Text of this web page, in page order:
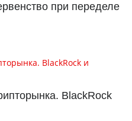
при переделе
BlackRock